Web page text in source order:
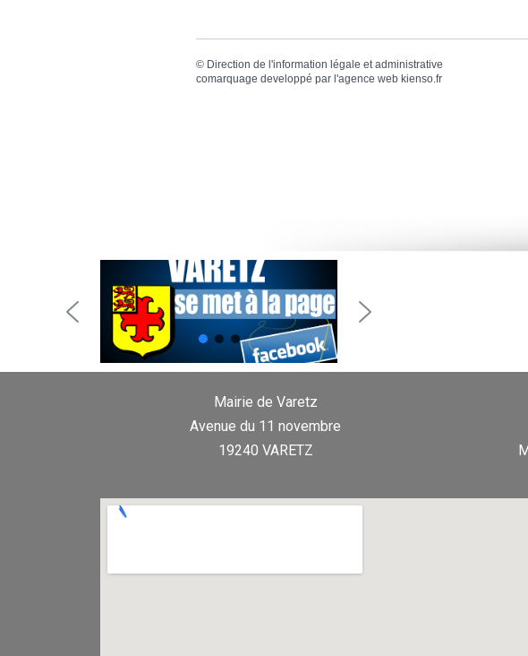
© Direction de l'information légale et administrative
comarquage developpé par l'agence web kienso.fr
Mairie de Varetz
Avenue du 11 novembre
19240 VARETZ